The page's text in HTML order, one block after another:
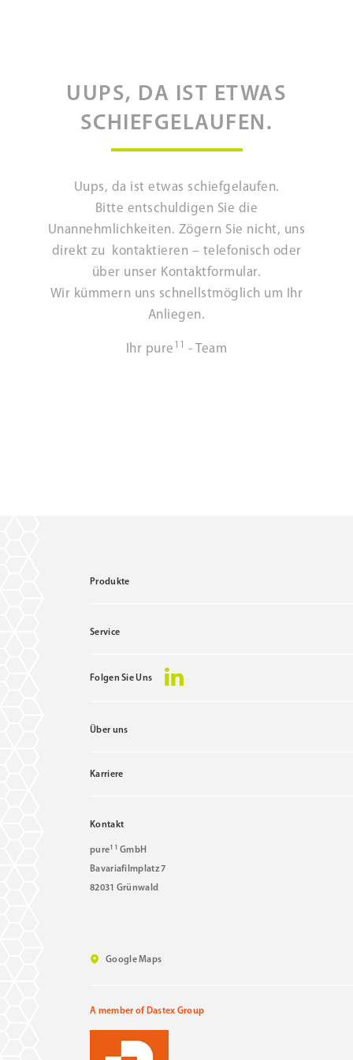
UUPS, DA IST ETWAS
SCHIEFGELAUFEN.
Uups, da ist etwas schiefgelaufen.
Bitte entschuldigen Sie die
Unannehmlichkeiten. Zögern Sie nicht, uns
direkt zu kontaktieren – telefonisch oder
über unser Kontaktformular.
Wir kümmern uns schnellstmöglich um Ihr
Anliegen.
Ihr pure 11 - Team
Produkte
Service
Folgen Sie Uns
Über uns
Karriere
Kontakt
pure11 GmbH
Bavariafilmplatz 7
82031 Grünwald
Google Maps
A member of Dastex Group